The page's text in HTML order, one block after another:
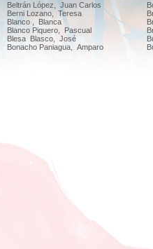
Beltrán López, Juan Carlos
Berni Lozano, Teresa
Blanco , Blanca
Blanco Piquero, Pascual
Blesa Blasco, José
Bonacho Paniagua, Amparo